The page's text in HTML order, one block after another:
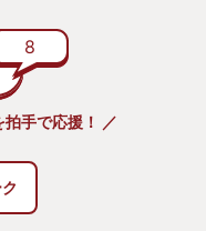
ながらプレイしま
ちゃんの仕事にも
でした。もう少し
ろで働きたいと言
伝いしてくれたら
期待はしないで子
8
手で応援！ ／